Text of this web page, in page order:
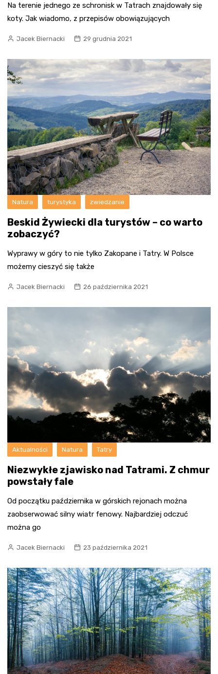
Na terenie jednego ze schronisk w Tatrach znajdowały się
koty. Jak wiadomo, z przepisów obowiązujących
Jacek Biernacki 29 grudnia 2021
Natura turystyka zwiedzanie
Beskid Żywiecki dla turystów – co warto
zobaczyć?
Wyprawy w góry to nie tylko Zakopane i Tatry. W Polsce
możemy cieszyć się także
Jacek Biernacki 26 października 2021
Aktualności Natura Tatry
Niezwykłe zjawisko nad Tatrami. Z chmur
powstały fale
Od początku października w górskich rejonach można
zaobserwować silny wiatr fenowy. Najbardziej odczuć
można go
Jacek Biernacki 23 października 2021